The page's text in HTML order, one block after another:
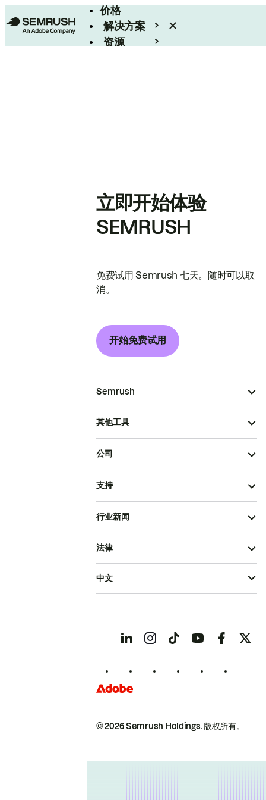
价格
解决方案
资源
立即开始体验
SEMRUSH
免费试用 Semrush 七天。随时可以取
消。
开始免费试用
Semrush
其他工具
公司
支持
行业新闻
© 2026 Semrush Holdings.版权所有。
法律
中文